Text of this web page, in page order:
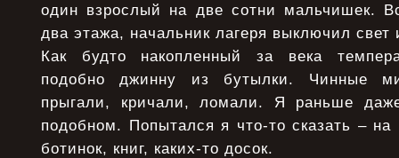
один взрослый на две сотни мальчишек.
два этажа, начальник лагеря выключил
Как будто накопленный за века
подобно джинну из бутылки. Чинные
прыгали, кричали, ломали. Я раньше
подобном. Попытался я что-то сказать – на
ботинок, книг, каких-то досок.